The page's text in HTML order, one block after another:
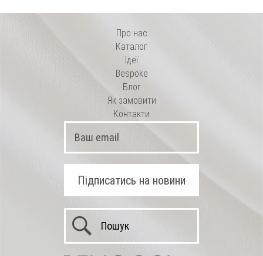
Про нас
Каталог
Ідеї
Bespoke
Блог
Як замовити
Контакти